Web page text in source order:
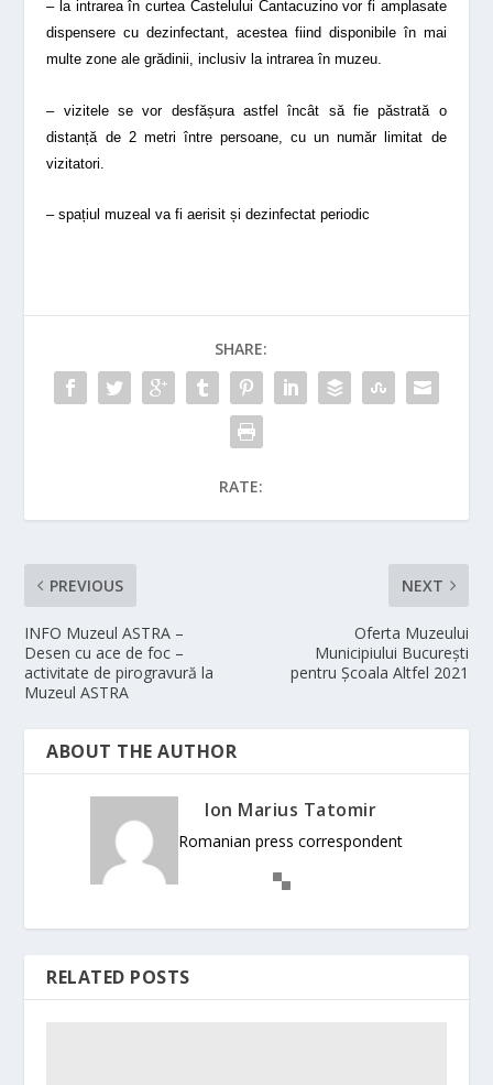
– la intrarea în curtea Castelului Cantacuzino vor fi amplasate
dispensere cu dezinfectant, acestea fiind disponibile în mai
multe zone ale grădinii, inclusiv la intrarea în muzeu.
– vizitele se vor desfășura astfel încât să fie păstrată o
distanță de 2 metri între persoane, cu un număr limitat de
vizitatori.
– spațiul muzeal va fi aerisit și dezinfectat periodic
SHARE:
RATE:
PREVIOUS
INFO Muzeul ASTRA –
Desen cu ace de foc –
activitate de pirogravură la
Muzeul ASTRA
NEXT
Oferta Muzeului
Municipiului București
pentru Școala Altfel 2021
ABOUT THE AUTHOR
Ion Marius Tatomir
Romanian press correspondent
RELATED POSTS